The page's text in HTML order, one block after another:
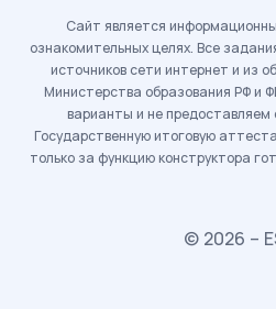
Сайт является
ознакомительных целях. Все
источников сети интернет и из
Министерства образования РФ и
варианты и не
Государственную итоговую
только за функцию конструктора
© 2026 –